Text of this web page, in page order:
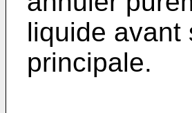
liquide avant
principale.